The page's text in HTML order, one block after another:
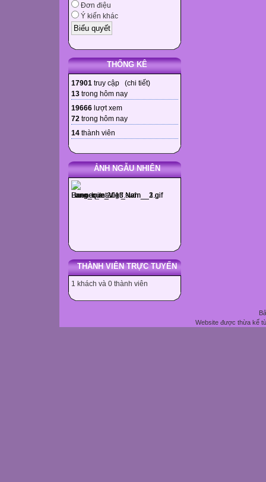
Đơn điệu
Ý kiến khác
THỐNG KÊ
17901 truy cập (chi tiết)
13 trong hôm nay
19666 lượt xem
72 trong hôm nay
14 thành viên
ẢNH NGẪU NHIÊN
THÀNH VIÊN TRỰC TUYẾN
1 khách và 0 thành viên
Website được thừa kế